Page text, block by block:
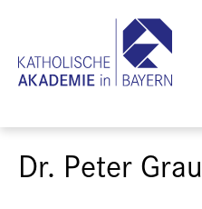
Dr. Peter Grau